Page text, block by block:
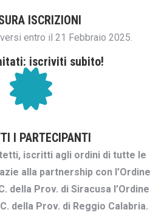
ISCRIZIONI
entro il 21 Febbraio 2025.
iscriviti subito!
I PARTECIPANTI
iscritti agli ordini di tutte le
alla partnership con l’Ordine
della Prov. di Siracusa l’Ordine
della Prov. di Reggio Calabria.